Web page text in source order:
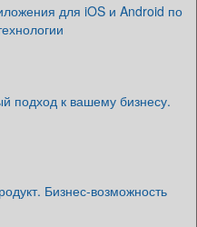
для iOS и Android по
подход к вашему бизнесу.
Бизнес-возможность